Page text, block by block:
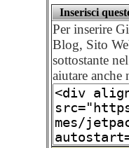
Inserisci
Per inserire
Blog, Sito
sottostante
aiutare